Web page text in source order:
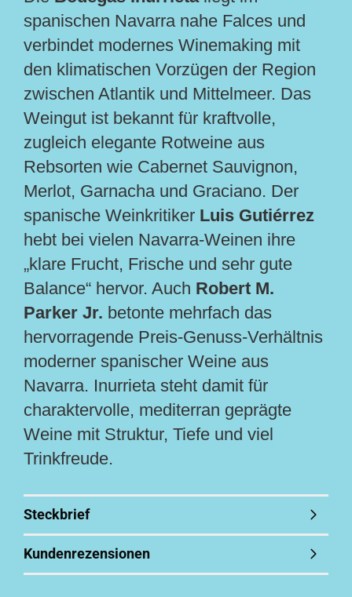
spanischen Navarra nahe Falces und
verbindet modernes Winemaking mit
den klimatischen Vorzügen der Region
zwischen Atlantik und Mittelmeer. Das
Weingut ist bekannt für kraftvolle,
zugleich elegante Rotweine aus
Rebsorten wie Cabernet Sauvignon,
Merlot, Garnacha und Graciano. Der
spanische Weinkritiker Luis Gutiérrez
hebt bei vielen Navarra-Weinen ihre
„klare Frucht, Frische und sehr gute
Balance“ hervor. Auch Robert M.
Parker Jr. betonte mehrfach das
hervorragende Preis-Genuss-Verhältnis
moderner spanischer Weine aus
Navarra. Inurrieta steht damit für
charaktervolle, mediterran geprägte
Weine mit Struktur, Tiefe und viel
Trinkfreude.
Steckbrief
Kundenrezensionen